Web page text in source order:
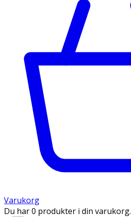
Varukorg
Du har 0 produkter i din varukorg.